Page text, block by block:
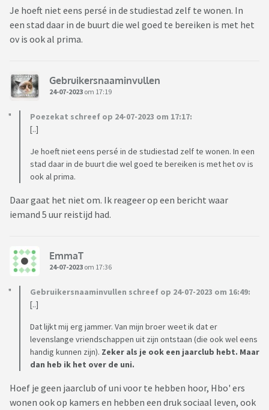
Je hoeft niet eens persé in de studiestad zelf te wonen. In
een stad daar in de buurt die wel goed te bereiken is met het
ov is ook al prima.
Gebruikersnaaminvullen
24-07-2023 om 17:19
Poezekat schreef op 24-07-2023 om 17:17:
[..]
Je hoeft niet eens persé in de studiestad zelf te wonen. In een
stad daar in de buurt die wel goed te bereiken is met het ov is
ook al prima.
Daar gaat het niet om. Ik reageer op een bericht waar
iemand 5 uur reistijd had.
EmmaT
24-07-2023 om 17:36
Gebruikersnaaminvullen schreef op 24-07-2023 om 16:49:
[..]
Dat lijkt mij erg jammer. Van mijn broer weet ik dat er
levenslange vriendschappen uit zijn ontstaan (die ook wel eens
handig kunnen zijn). Zeker als je ook een jaarclub hebt. Maar
dan heb ik het over de uni.
Hoef je geen jaarclub of uni voor te hebben hoor, Hbo' ers
wonen ook op kamers en hebben een druk sociaal leven, ook